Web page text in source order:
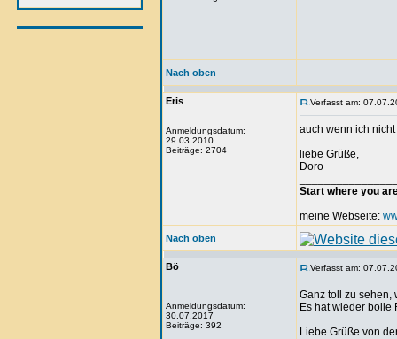
Nach oben
Eris
Anmeldungsdatum:
29.03.2010
Beiträge: 2704
Verfasst am:
auch wenn ich
liebe Grüße,
Doro
Start where you
meine Webseite:
Nach oben
Bö
Anmeldungsdatum:
30.07.2017
Beiträge: 392
Verfasst am:
Ganz toll zu sehen,
Es hat wieder bolle
Liebe Grüße von